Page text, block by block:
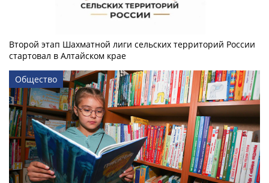
Второй этап Шахматной лиги сельских территорий России
стартовал в Алтайском крае
Общество